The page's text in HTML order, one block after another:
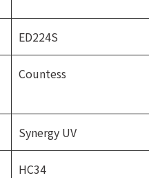
ED224S
Countess
Synergy UV
HC34